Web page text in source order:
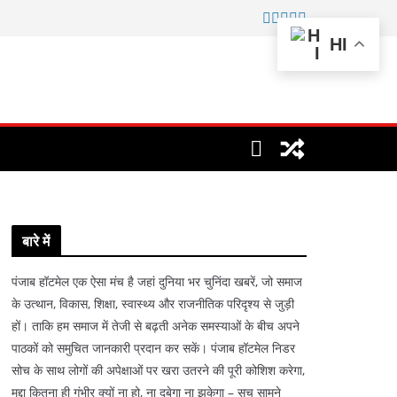
बारे में
पंजाब हॉटमेल एक ऐसा मंच है जहां दुनिया भर चुनिंदा खबरें, जो समाज
के उत्थान, विकास, शिक्षा, स्वास्थ्य और राजनीतिक परिदृश्य से जुड़ी
हों। ताकि हम समाज में तेजी से बढ़ती अनेक समस्याओं के बीच अपने
पाठकों को समुचित जानकारी प्रदान कर सकें। पंजाब हॉटमेल निडर
सोच के साथ लोगों की अपेक्षाओं पर खरा उतरने की पूरी कोशिश करेगा,
मुद्दा कितना ही गंभीर क्यों ना हो, ना दबेगा ना झुकेगा – सच सामने
HI